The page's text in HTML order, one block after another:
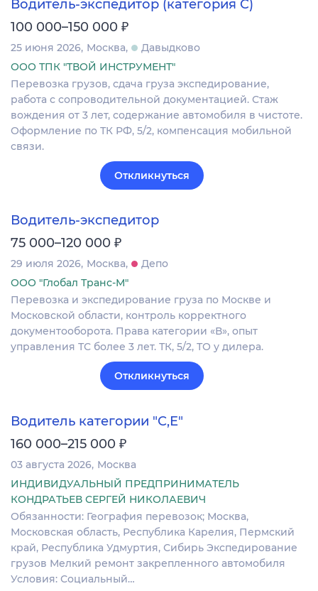
Водитель-экспедитор (категория C)
100 000–150 000 ₽
25 июня 2026 Москва
Давыдково
ООО ТПК "ТВОЙ ИНСТРУМЕНТ"
Перевозка грузов, сдача груза экспедирование,
работа с сопроводительной документацией. Стаж
вождения от 3 лет, содержание автомобиля в чистоте.
Оформление по ТК РФ, 5/2, компенсация мобильной
связи.
Откликнуться
Водитель-экспедитор
75 000–120 000 ₽
29 июля 2026 Москва
Депо
ООО "Глобал Транс-М"
Перевозка и экспедирование груза по Москве и
Московской области, контроль корректного
документооборота. Права категории «В», опыт
управления ТС более 3 лет. ТК, 5/2, ТО у дилера.
Откликнуться
Водитель категории "С,Е"
160 000–215 000 ₽
03 августа 2026 Москва
ИНДИВИДУАЛЬНЫЙ ПРЕДПРИНИМАТЕЛЬ
КОНДРАТЬЕВ СЕРГЕЙ НИКОЛАЕВИЧ
Обязанности: География перевозок; Москва,
Московская область, Республика Карелия, Пермский
край, Республика Удмуртия, Сибирь Экспедирование
грузов Мелкий ремонт закрепленного автомобиля
Условия: Социальный…